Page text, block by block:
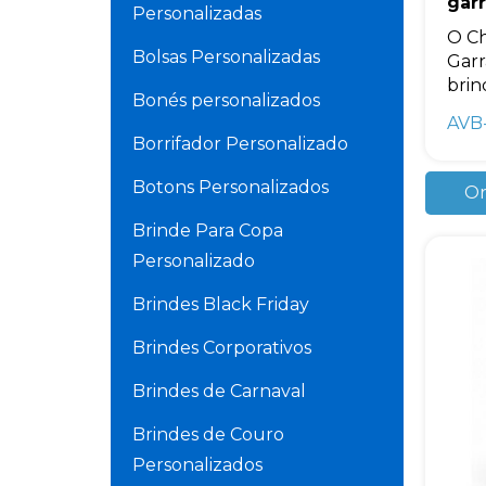
Personalizadas
Bolsas Personalizadas
Bonés personalizados
Borrifador Personalizado
Botons Personalizados
Brinde Para Copa
Personalizado
Brindes Black Friday
Brindes Corporativos
Brindes de Carnaval
Brindes de Couro
Personalizados
O